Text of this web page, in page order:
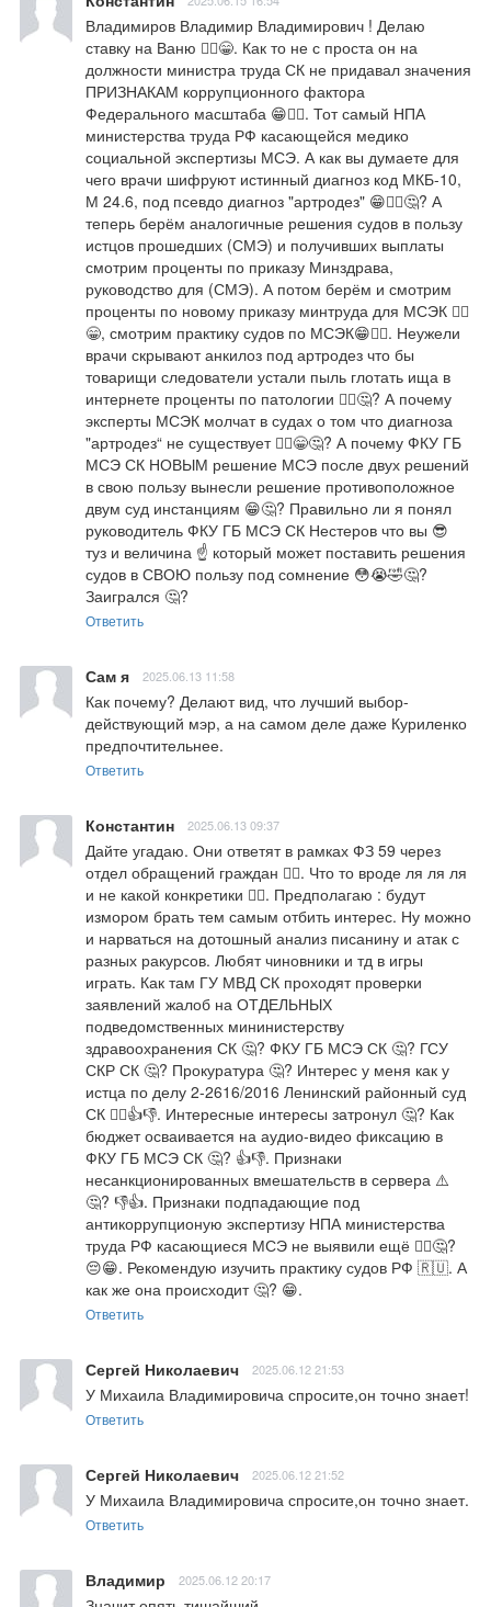
Владимиров Владимир Владимирович ! Делаю
ставку на Ваню 🤷‍♂️😁. Как то не с проста он на
должности министра труда СК не придавал значения
ПРИЗНАКАМ коррупционного фактора
Федерального масштаба 😁🤷‍♂️. Тот самый НПА
министерства труда РФ касающейся медико
социальной экспертизы МСЭ. А как вы думаете для
чего врачи шифруют истинный диагноз код МКБ-10,
М 24.6, под псевдо диагноз "артродез" 😁🤷‍♂️🤔? А
теперь берём аналогичные решения судов в пользу
истцов прошедших (СМЭ) и получивших выплаты
смотрим проценты по приказу Минздрава,
руководство для (СМЭ). А потом берём и смотрим
проценты по новому приказу минтруда для МСЭК 🤷‍♂️
😁, смотрим практику судов по МСЭК😁🤷‍♂️. Неужели
врачи скрывают анкилоз под артродез что бы
товарищи следователи устали пыль глотать ища в
интернете проценты по патологии 🤷‍♂️🤔? А почему
эксперты МСЭК молчат в судах о том что диагноза
"артродез“ не существует 🤷‍♂️😁🤔? А почему ФКУ ГБ
МСЭ СК НОВЫМ решение МСЭ после двух решений
в свою пользу вынесли решение противоположное
двум суд инстанциям 😁🤔? Правильно ли я понял
руководитель ФКУ ГБ МСЭ СК Нестеров что вы 😎
туз и величина ☝️ который может поставить решения
судов в СВОЮ пользу под сомнение 😳😭🤣🤔?
Заигрался 🤔?
Ответить
Сам я 2025.06.13 11:58
Как почему? Делают вид, что лучший выбор-
действующий мэр, а на самом деле даже Куриленко
предпочтительнее.
Ответить
Константин 2025.06.13 09:37
Дайте угадаю. Они ответят в рамках ФЗ 59 через
отдел обращений граждан 🤷‍♂️. Что то вроде ля ля ля
и не какой конкретики 🤷‍♂️. Предполагаю : будут
измором брать тем самым отбить интерес. Ну можно
и нарваться на дотошный анализ писанину и атак с
разных ракурсов. Любят чиновники и тд в игры
играть. Как там ГУ МВД СК проходят проверки
заявлений жалоб на ОТДЕЛЬНЫХ
подведомственных мининистерству
здравоохранения СК 🤔? ФКУ ГБ МСЭ СК 🤔? ГСУ
СКР СК 🤔? Прокуратура 🤔? Интерес у меня как у
истца по делу 2-2616/2016 Ленинский районный суд
СК 🤷‍♂️👍👎. Интересные интересы затронул 🤔? Как
бюджет осваивается на аудио-видео фиксацию в
ФКУ ГБ МСЭ СК 🤔? 👍👎. Признаки
несанкционированных вмешательств в сервера ⚠️
🤔? 👎👍. Признаки подпадающие под
антикоррупционую экспертизу НПА министерства
труда РФ касающиеся МСЭ не выявили ещё 🤷‍♂️🤔?
😔😁. Рекомендую изучить практику судов РФ 🇷🇺. А
как же она происходит 🤔? 😁.
Ответить
Сергей Николаевич 2025.06.12 21:53
У Михаила Владимировича спросите,он точно знает!
Ответить
Сергей Николаевич 2025.06.12 21:52
У Михаила Владимировича спросите,он точно знает.
Ответить
Владимир 2025.06.12 20:17